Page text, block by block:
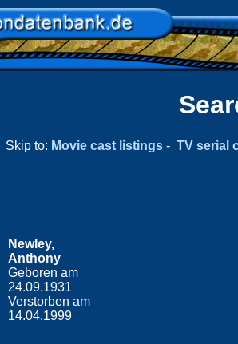
Skip to: Movie cast listings - TV serial
Newley,
Anthony
Geboren am
24.09.1931
Verstorben am
14.04.1999